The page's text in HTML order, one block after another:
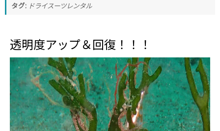
タグ: ドライスーツレンタル
透明度アップ＆回復！！！